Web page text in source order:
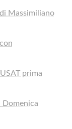
Massimiliano
prima
Domenica